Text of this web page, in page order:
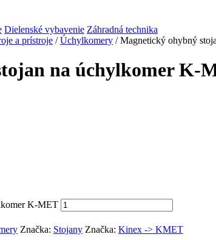
Dielenské vybavenie Záhradná technika
a prístroje /Úchylkomery / Magnetický ohybný
na úchylkomer K-
K-MET
Značka: Stojany Značka: Kinex -> KMET